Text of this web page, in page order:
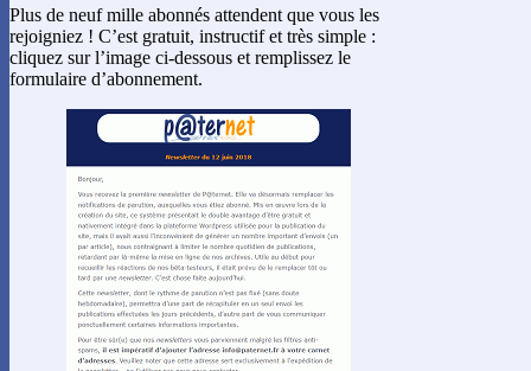
Plus de neuf mille abonnés attendent que vous les
rejoigniez ! C’est gratuit, instructif et très simple :
cliquez sur l’image ci-dessous et remplissez le
formulaire d’abonnement.